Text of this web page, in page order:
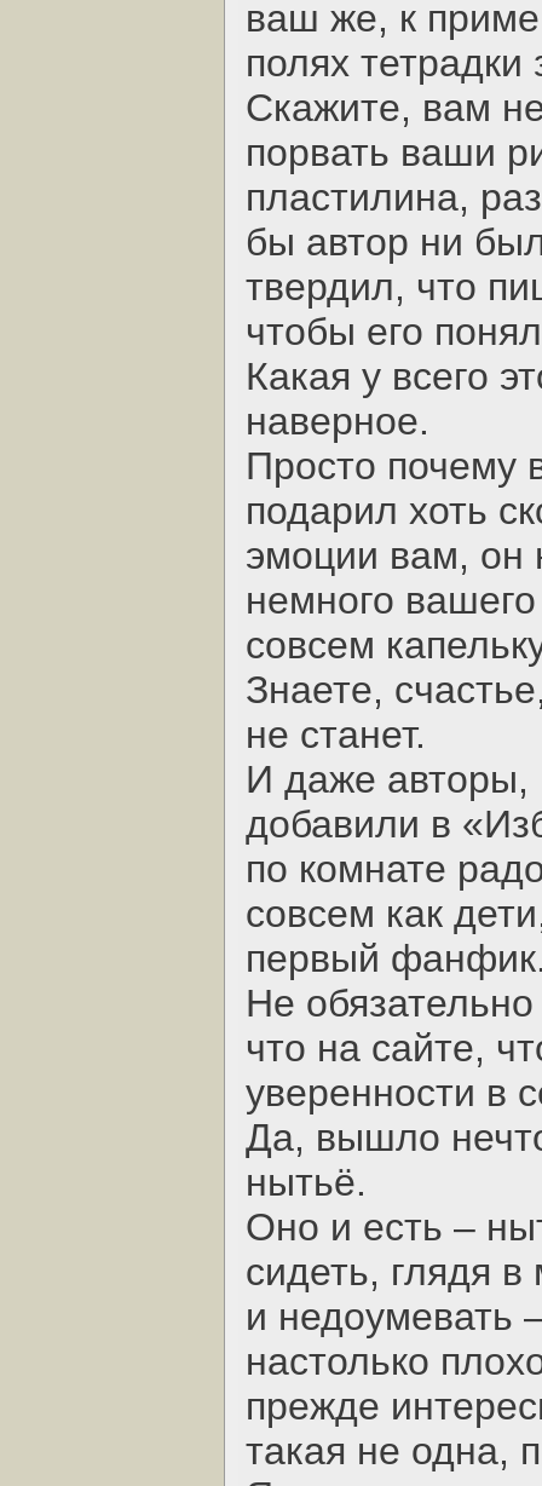
ваш же, к
полях тетрадки
Скажите, вам
порвать ваши
пластилина,
бы автор ни
твердил, что
чтобы его
Какая у всего
наверное.
Просто почему
подарил хоть
эмоции вам, он
немного
совсем
Знаете,
не станет.
И даже авторы,
добавили в
по комнате
совсем как
первый
Не обязательно
что на сайте,
уверенности в
Да, вышло
нытьё.
Оно и есть –
сидеть, глядя
и недоумевать
настолько
прежде
такая не одна,